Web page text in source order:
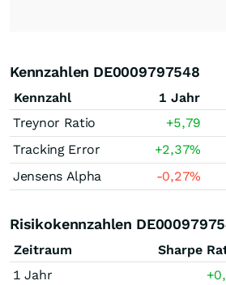
Kennzahlen DE0009797548
Kennzahl 1 Jahr
Treynor Ratio
+5,79
Tracking Error
+2,37%
Jensens Alpha
-0,27%
Risikokennzahlen
Zeitraum Sharpe
1 Jahr